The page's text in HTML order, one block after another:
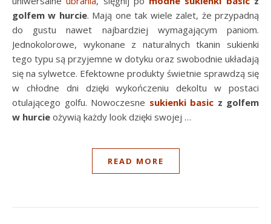
golfem w hurcie. Mają one tak wiele zalet, że przypadną
do gustu nawet najbardziej wymagającym paniom.
Jednokolorowe, wykonane z naturalnych tkanin sukienki
tego typu są przyjemne w dotyku oraz swobodnie układają
się na sylwetce. Efektowne produkty świetnie sprawdzą się
w chłodne dni dzięki wykończeniu dekoltu w postaci
otulającego golfu. Nowoczesne sukienki basic z golfem
w hurcie ożywią każdy look dzięki swojej …
READ MORE